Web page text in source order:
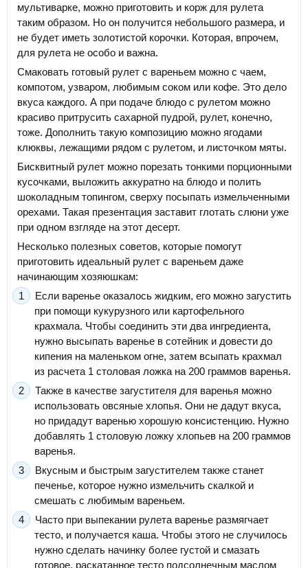
мультиварке, можно приготовить и корж для рулета
таким образом. Но он получится небольшого размера, и
не будет иметь золотистой корочки. Которая, впрочем,
для рулета не особо и важна.
Смаковать готовый рулет с вареньем можно с чаем,
компотом, узваром, любимым соком или кофе. Это дело
вкуса каждого. А при подаче блюдо с рулетом можно
красиво притрусить сахарной пудрой, рулет, конечно,
тоже. Дополнить такую композицию можно ягодами
клюквы, лежащими рядом с рулетом, и листочком мяты.
Бисквитный рулет можно порезать тонкими порционными
кусочками, выложить аккуратно на блюдо и полить
шоколадным топингом, сверху посыпать измельченными
орехами. Такая презентация заставит глотать слюни уже
при одном взгляде на этот десерт.
Несколько полезных советов, которые помогут
приготовить идеальный рулет с вареньем даже
начинающим хозяюшкам:
Если варенье оказалось жидким, его можно загустить
при помощи кукурузного или картофельного
крахмала. Чтобы соединить эти два ингредиента,
нужно высыпать варенье в сотейник и довести до
кипения на маленьком огне, затем всыпать крахмал
из расчета 1 столовая ложка на 200 граммов варенья.
Также в качестве загустителя для варенья можно
использовать овсяные хлопья. Они не дадут вкуса,
но придадут варенью хорошую консистенцию. Нужно
добавлять 1 столовую ложку хлопьев на 200 граммов
варенья.
Вкусным и быстрым загустителем также станет
печенье, которое нужно измельчить скалкой и
смешать с любимым вареньем.
Часто при выпекании рулета варенье размягчает
тесто, и получается каша. Чтобы этого не случилось
нужно сделать начинку более густой и смазать
готовое, раскатанное тесто подсолнечным маслом